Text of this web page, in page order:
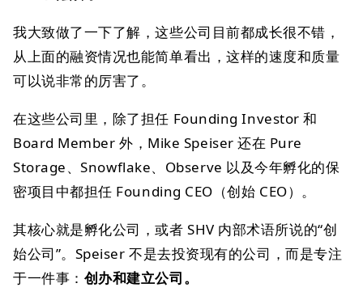
我大致做了一下了解，这些公司目前都成长很不错，
从上面的融资情况也能简单看出，这样的速度和质量
可以说非常的厉害了。
在这些公司里，除了担任 Founding Investor 和
Board Member 外，Mike Speiser 还在 Pure
Storage、Snowflake、Observe 以及今年孵化的保
密项目中都担任 Founding CEO（创始 CEO）。
其核心就是孵化公司，或者 SHV 内部术语所说的“创
始公司”。Speiser 不是去投资现有的公司，而是专注
于一件事： 创办和建立公司。